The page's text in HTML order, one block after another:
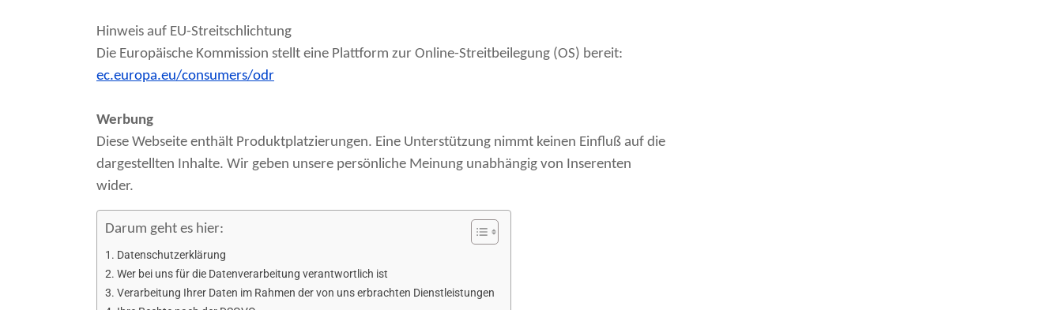
Hinweis auf EU-Streitschlichtung
Die Europäische Kommission stellt eine Plattform zur Online-Streitbeilegung (OS) bereit:
ec.europa.eu/consumers/odr
Werbung
Diese Webseite enthält Produktplatzierungen. Eine Unterstützung nimmt keinen Einfluß auf die
dargestellten Inhalte. Wir geben unsere persönliche Meinung unabhängig von Inserenten
wider.
Darum geht es hier:
Datenschutzerklärung
Wer bei uns für die Datenverarbeitung verantwortlich ist
Verarbeitung Ihrer Daten im Rahmen der von uns erbrachten Dienstleistungen